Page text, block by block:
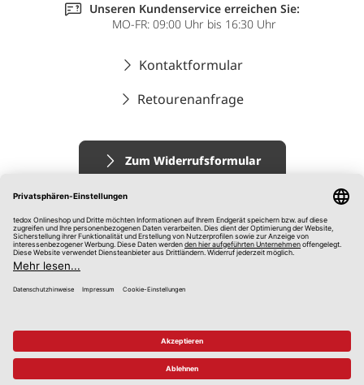
Unseren Kundenservice erreichen Sie:
MO-FR: 09:00 Uhr bis 16:30 Uhr
Kontaktformular
Retourenanfrage
Zum Widerrufsformular
© 2026 tedox KG
Impressum
AGB
Datenschutz
Hinweisgebersystem